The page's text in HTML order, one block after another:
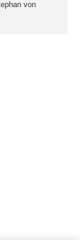
von